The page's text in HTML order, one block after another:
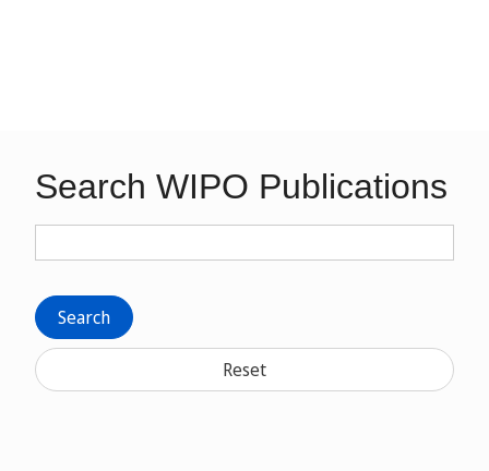
Search WIPO Publications
Search
Reset